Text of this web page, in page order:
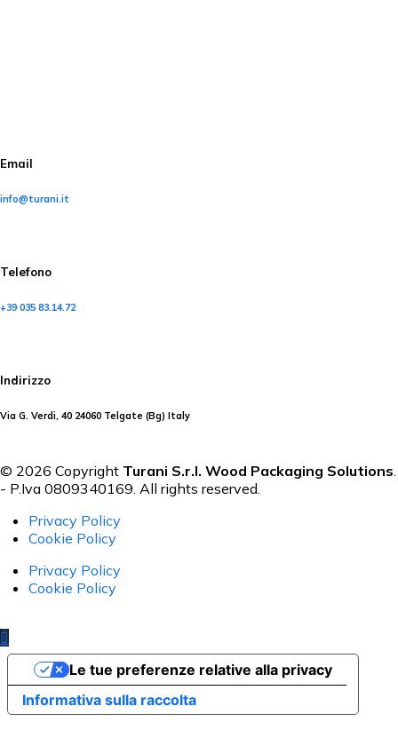
Email
info@turani.it
Telefono
+39 035 83.14.72
Indirizzo
Via G. Verdi, 40 24060 Telgate (Bg) Italy
© 2026 Copyright Turani S.r.l. Wood Packaging Solutions.
- P.Iva 0809340169. All rights reserved.
Privacy Policy
Cookie Policy
Privacy Policy
Cookie Policy
Informativa sulla raccolta
Le tue preferenze relative alla privacy